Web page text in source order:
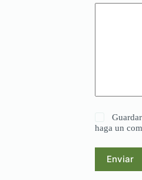
haga un
Enviar